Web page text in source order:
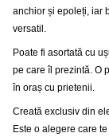
anchior și epoleți, iar
versatil.
Poate fi asortată cu
pe care îl prezintă. O
în oraș cu prietenii.
Creată exclusiv din
Este o alegere care